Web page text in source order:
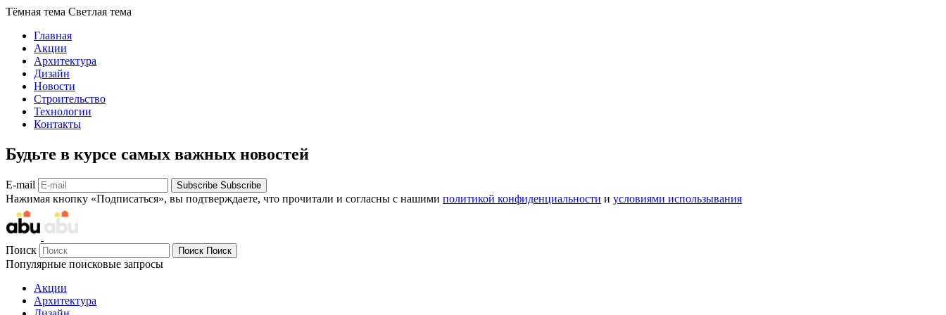
Тёмная тема Светлая тема
Главная
Акции
Архитектура
Дизайн
Новости
Строительство
Технологии
Контакты
Будьте в курсе самых важных новостей
E-mail Subscribe Subscribe
Нажимая кнопку «Подписаться», вы подтверждаете, что прочитали и согласны с нашими политикой конфиденциальности и условиями использывания
Поиск Поиск Поиск
Популярные поисковые запросы
Акции
Архитектура